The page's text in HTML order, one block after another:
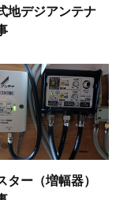
地デジアンテナ
ター（増幅器）